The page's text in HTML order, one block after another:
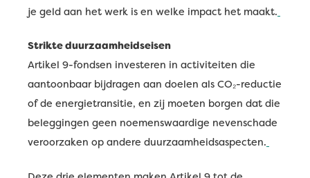
je geld aan het werk is en welke impact het maakt.
Strikte duurzaamheidseisen
Artikel 9-fondsen investeren in activiteiten die
aantoonbaar bijdragen aan doelen als CO₂-reductie
of de energietransitie, en zij moeten borgen dat die
beleggingen geen noemenswaardige nevenschade
veroorzaken op andere duurzaamheidsaspecten.